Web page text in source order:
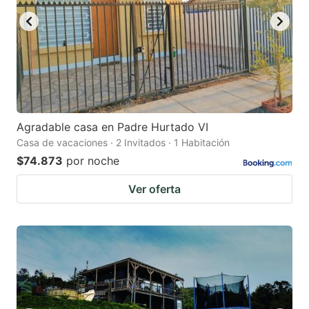
Agradable casa en Padre Hurtado VI
Casa de vacaciones · 2 Invitados · 1 Habitación
$74.873 por noche
Ver oferta